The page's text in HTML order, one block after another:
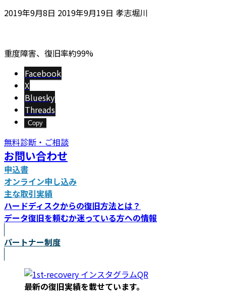
2019年9月8日 最
新
日
時
:
2019年9月19日 孝志堀川
重度障害、復旧率約99%
Facebook
X
Bluesky
Threads
Copy
無料診断・ご相談
お問い合わせ
申込書
オンライン申し込み
主な取引実績
ハードディスクからの復旧方法とは？
データ復旧を頼むか迷っている方への情報
パートナー制度
最新の復旧実績を載せています。